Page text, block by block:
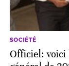
SOCIÉTÉ
Officiel: voici